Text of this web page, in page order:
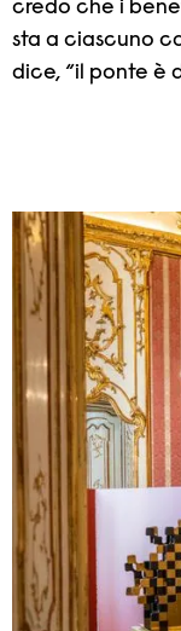
credo che i
sta a ciascuno
dice, “il ponte è